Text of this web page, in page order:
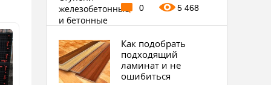
0 5 468
Как подобрать
подходящий
ламинат и не
ошибиться